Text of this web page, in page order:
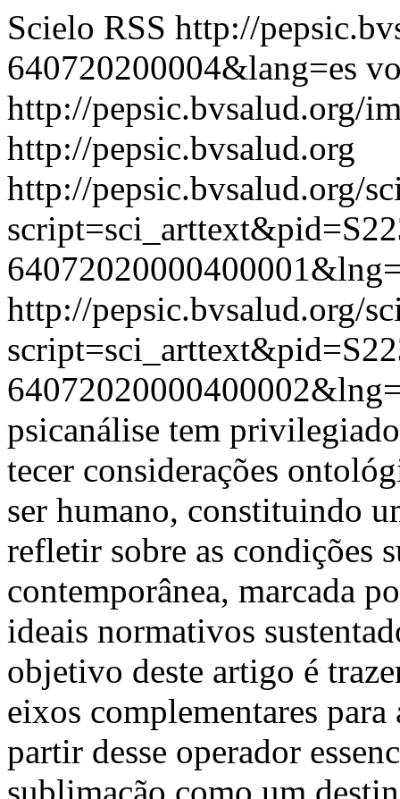
Scielo RSS http://
640720200004&lang=es
http://pepsic.bvsalud.org/
http://pepsic.bvsalud.org
http://pepsic.bvsalud.org/
http://pepsic.bvsalud.org/
psicanálise tem
tecer considerações
ser humano, constituindo
refletir sobre as condições
contemporânea, marcada
ideais normativos
objetivo deste artigo é
eixos complementares
partir desse operador